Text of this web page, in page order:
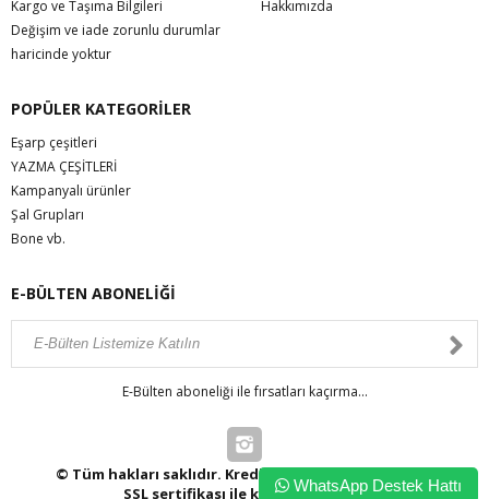
Kargo ve Taşıma Bilgileri
Değişim ve iade zorunlu durumlar
haricinde yoktur
Hakkımızda
POPÜLER KATEGORİLER
Eşarp çeşitleri
YAZMA ÇEŞİTLERİ
Kampanyalı ürünler
Şal Grupları
Bone vb.
E-BÜLTEN ABONELİĞİ
E-Bülten aboneliği ile fırsatları kaçırma...
© Tüm hakları saklıdır. Kredi kartı bilgileriniz 256bit
SSL sertifikası ile korunmaktadır.WhatsApp Destek Hattı